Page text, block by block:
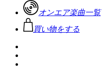
オンエア楽曲一覧
買い物をする